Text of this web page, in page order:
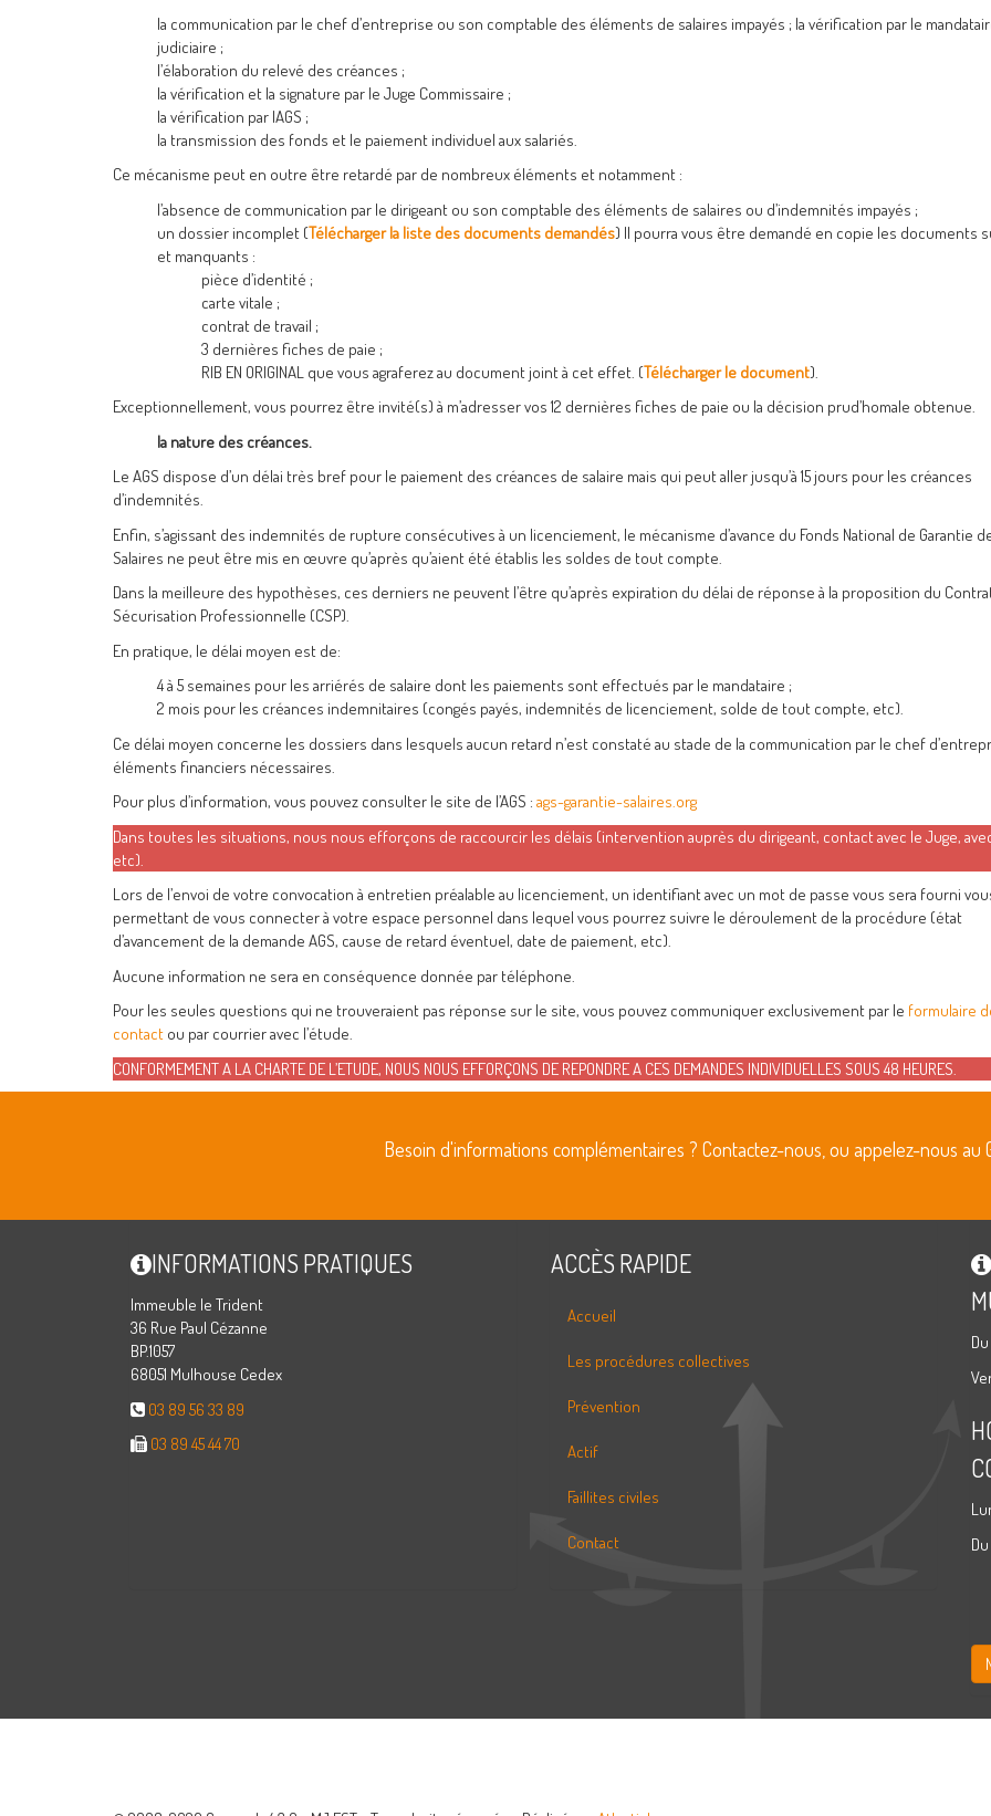
la communication par le chef d’entreprise ou son comptable des éléments de salaires impayés ; la vérification par le
judiciaire ;
l’élaboration du relevé des créances ;
la vérification et la signature par le Juge Commissaire ;
la vérification par lAGS ;
la transmission des fonds et le paiement individuel aux salariés.
Ce mécanisme peut en outre être retardé par de nombreux éléments et notamment :
l’absence de communication par le dirigeant ou son comptable des éléments de salaires ou d’indemnités impayés ;
un dossier incomplet (Télécharger la liste des documents demandés) Il pourra vous être demandé en copie les documents
et manquants :
pièce d’identité ;
carte vitale ;
contrat de travail ;
3 dernières fiches de paie ;
RIB EN ORIGINAL que vous agraferez au document joint à cet effet. (Télécharger le document).
Exceptionnellement, vous pourrez être invité(s) à m’adresser vos 12 dernières fiches de paie ou la décision prud’homale obtenue.
la nature des créances.
Le AGS dispose d’un délai très bref pour le paiement des créances de salaire mais qui peut aller jusqu’à 15 jours pour les créances
d’indemnités.
Enfin, s’agissant des indemnités de rupture consécutives à un licenciement, le mécanisme d’avance du Fonds National de Garantie
Salaires ne peut être mis en œuvre qu’après qu’aient été établis les soldes de tout compte.
Dans la meilleure des hypothèses, ces derniers ne peuvent l’être qu’après expiration du délai de réponse à la proposition du
Sécurisation Professionnelle (CSP).
En pratique, le délai moyen est de:
4 à 5 semaines pour les arriérés de salaire dont les paiements sont effectués par le mandataire ;
2 mois pour les créances indemnitaires (congés payés, indemnités de licenciement, solde de tout compte, etc).
Ce délai moyen concerne les dossiers dans lesquels aucun retard n’est constaté au stade de la communication par le chef
éléments financiers nécessaires.
Pour plus d’information, vous pouvez consulter le site de l’AGS : ags-garantie-salaires.org
Dans toutes les situations, nous nous efforçons de raccourcir les délais (intervention auprès du dirigeant, contact avec le Juge, avec
etc).
Lors de l’envoi de votre convocation à entretien préalable au licenciement, un identifiant avec un mot de passe vous sera fourni
permettant de vous connecter à votre espace personnel dans lequel vous pourrez suivre le déroulement de la procédure (état
d’avancement de la demande AGS, cause de retard éventuel, date de paiement, etc).
Aucune information ne sera en conséquence donnée par téléphone.
Pour les seules questions qui ne trouveraient pas réponse sur le site, vous pouvez communiquer exclusivement par le formulaire
contact ou par courrier avec l’étude.
CONFORMEMENT A LA CHARTE DE L’ETUDE, NOUS NOUS EFFORÇONS DE REPONDRE A CES DEMANDES INDIVIDUELLES SOUS 48 HEURES.
Besoin d'informations complémentaires ? Contactez-nous, ou appelez-nous au
INFORMATIONS PRATIQUES
Immeuble le Trident
36 Rue Paul Cézanne
BP.1057
68051 Mulhouse Cedex
03 89 56 33 89
03 89 45 44 70
ACCÈS RAPIDE
Accueil
Les procédures collectives
Prévention
Actif
Faillites civiles
Contact